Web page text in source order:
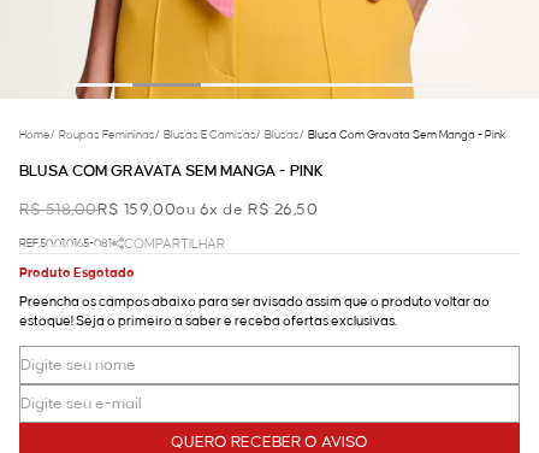
Home/ Roupas Femininas/ Blusas E Camisas/ Blusas/ Blusa Com Gravata Sem Manga - Pink
BLUSA COM GRAVATA SEM MANGA - PINK
R$ 518,00R$ 159,00ou 6x de R$ 26,50
REF.50.01.0165-081
COMPARTILHAR
Produto Esgotado
Preencha os campos abaixo para ser avisado assim que o produto voltar ao
estoque! Seja o primeiro a saber e receba ofertas exclusivas.
QUERO RECEBER O AVISO